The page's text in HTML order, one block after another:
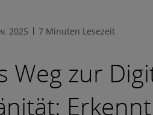
2025 7 Minuten Lesezeit
Weg zur